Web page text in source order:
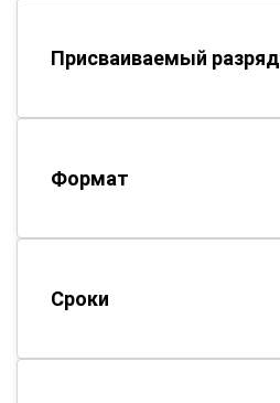
Присваиваемый разряд
Формат
Сроки